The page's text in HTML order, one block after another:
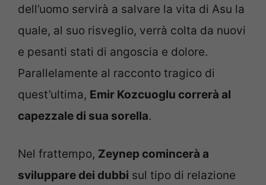
dell’uomo servirà a salvare la vita di Asu la
quale, al suo risveglio, verrà colta da nuovi
e pesanti stati di angoscia e dolore.
Parallelamente al racconto tragico di
quest’ultima, Emir Kozcuoglu correrà al
capezzale di sua sorella.
Nel frattempo, Zeynep comincerà a
sviluppare dei dubbi sul tipo di relazione